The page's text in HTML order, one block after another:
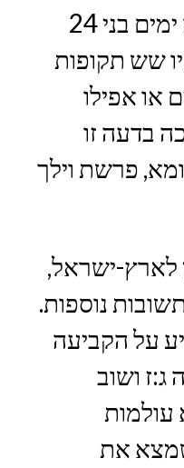
פרק א’, לא היו ששה ימים בני 24
שש תקופות
או אפילו
בדעה זו
פרשת וילך
לארץ-ישראל,
נוספות.
על הקביעה
ושוב
את